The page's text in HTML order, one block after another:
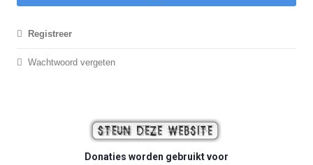
Registreer
Wachtwoord vergeten
Donaties worden gebruikt voor